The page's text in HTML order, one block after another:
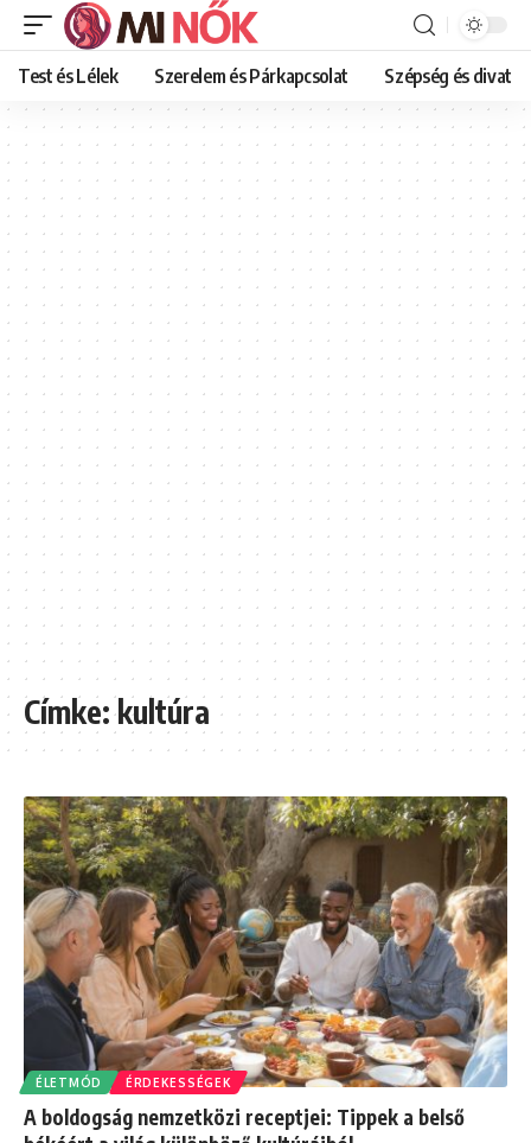
Test és Lélek Szerelem és Párkapcsolat Szépség és divat
Címke:kultúra
ÉLETMÓD ÉRDEKESSÉGEK
A boldogság nemzetközi receptjei: Tippek a belső